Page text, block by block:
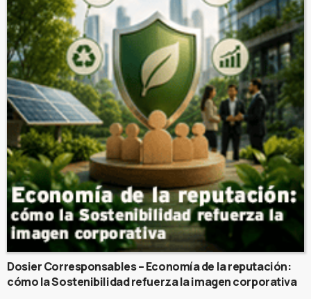
Dosier Corresponsables – Economía de la reputación:
cómo la Sostenibilidad refuerza la imagen corporativa